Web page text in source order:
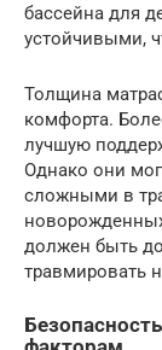
бассейна для
устойчивыми,
Толщина
комфорта.
лучшую
Однако они
сложными в
должен быть
травмировать